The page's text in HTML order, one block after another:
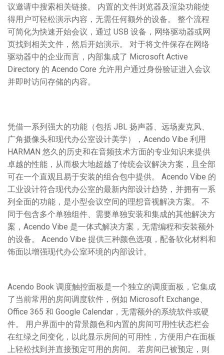
议邀请中搜索相关链接。 内置的文件浏览器及渲染功能使
得用户可轻松演示内容，无需任何额外的设备。 整个流程
可简化为快速开始会议，通过 USB 设备，网络驱动器或网
页找到相关文件，然后开始演示。 对于将文件保存在网络
驱动器中的企业而言，内部集成了 Microsoft Active
Directory 的 Acendo Core 允许用户通过身份验证进入会议
并即时访问存储的内容。
凭借一系列强大的功能（包括 JBL 扬声器、远场麦克风、
广角摄像头和现代办公室设计美学），Acendo Vibe 利用
HARMAN 悠久的历史和在音频技术方面的专业知识来提供
卓越的性能，从而极大地超越了传统会议解决方案，且全部
可在一个直观且易于安装的组合包中提供。 Acendo Vibe 的
工业设计符合现代办公室的最新内部设计趋势，并拥有一系
列全面的功能，是小型会议空间的理想音视解决方案。 不
同于包含多个单独组件、需要单独安装和集成的其他解决方
案，Acendo Vibe 是一体式解决方案，无需编程和安装额外
的设备。 Acendo Vibe 提供三种颜色选项，配备软化材料和
饰面以增强现代办公室环境的内部设计。
Acendo Book 调度触控面板是一个独立的调度面板，它集成
了当前常用的房间调度软件，例如 Microsoft Exchange、
Office 365 和 Google Calendar，无需额外的系统软件或硬
件。 用户界面中的背景颜色和内置的房间可用性状态栏会
在红绿之间变化，以此显示房间的可用性，方便用户在面板
上轻松找到并直接预定可用的房间。 若房间已被预定，则